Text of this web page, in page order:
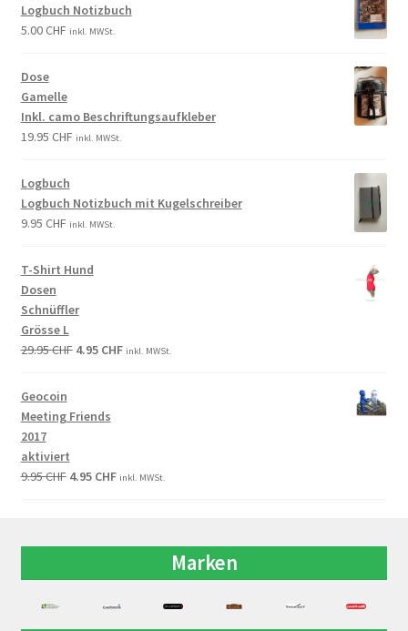
Logbuch Notizbuch
5.00CHF inkl. MWSt.
Dose
Gamelle
Inkl. camo Beschriftungsaufkleber
19.95 CHF inkl. MWSt.
Logbuch
Logbuch Notizbuch mit Kugelschreiber
9.95 CHF inkl. MWSt.
T-Shirt Hund
Dosen
Schnüffler
Grösse L
29.95CHF 4.95 CHF inkl. MWSt.
Geocoin
Meeting Friends
2017
aktiviert
9.95CHF 4.95 CHF inkl. MWSt.
Marken